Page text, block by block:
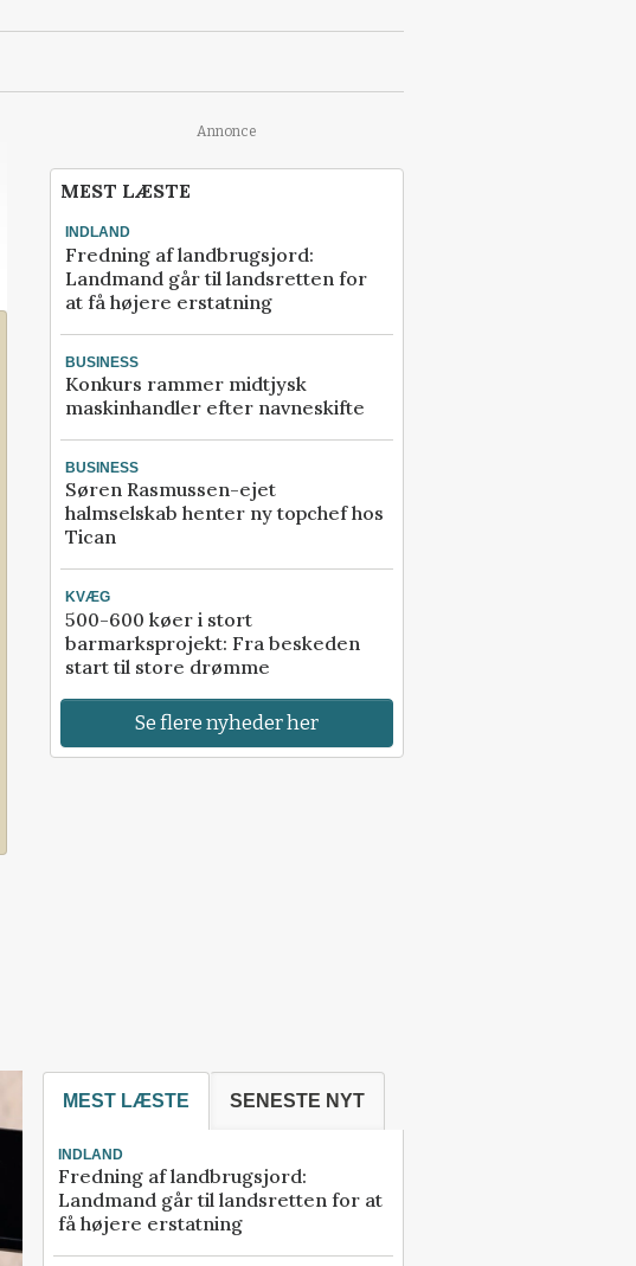
Annonce
MEST LÆSTE
INDLAND
Fredning af landbrugsjord:
Landmand går til landsretten for
at få højere erstatning
BUSINESS
Konkurs rammer midtjysk
maskinhandler efter navneskifte
BUSINESS
Søren Rasmussen-ejet
halmselskab henter ny topchef hos
Tican
KVÆG
500-600 køer i stort
barmarksprojekt: Fra beskeden
start til store drømme
Se flere nyheder her
MEST LÆSTE SENESTE NYT
INDLAND
Fredning af landbrugsjord:
Landmand går til landsretten for at
få højere erstatning